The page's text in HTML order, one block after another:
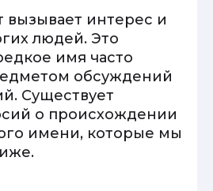
интерес и
людей. Это
имя часто
обсуждений
Существует
о происхождении
имени, которые мы